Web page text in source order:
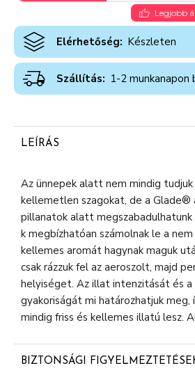
Legjobb
Elérhetőség: Készleten
Szállítás: 1-2 munkanapon
LEÍRÁS
Az ünnepek alatt nem mindig tudjuk
kellemetlen szagokat, de a Glade®
pillanatok alatt megszabadulhatunk
k megbízhatóan számolnak le a
kellemes aromát hagynak maguk
csak rázzuk fel az aeroszolt, majd
helyiséget. Az illat intenzitását és a
gyakoriságát mi határozhatjuk
mindig friss és kellemes illatú lesz.
BIZTONSÁGI